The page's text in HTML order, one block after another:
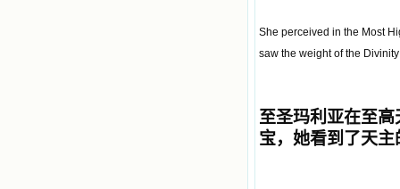
She perceived in the Most
saw the weight of the
至圣玛利亚在至
宝，她看到了天